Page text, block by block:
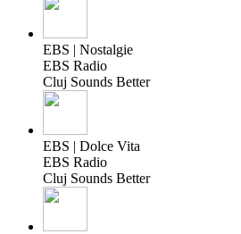
EBS | Nostalgie
EBS Radio
Cluj Sounds Better
EBS | Dolce Vita
EBS Radio
Cluj Sounds Better